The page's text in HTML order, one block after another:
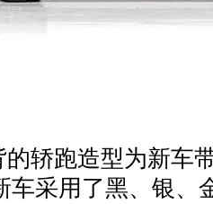
轿跑造型为新车
车采用了黑、银、